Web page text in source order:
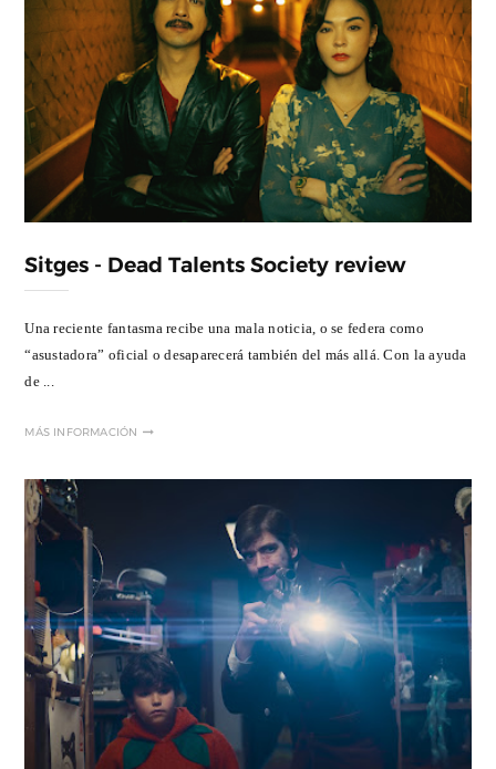
Sitges - Dead Talents Society review
Una reciente fantasma recibe una mala noticia, o se federa como
“asustadora” oficial o desaparecerá también del más allá. Con la ayuda
de ...
MÁS INFORMACIÓN